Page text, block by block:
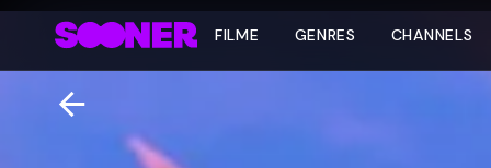
FILME GENRES CHANNELS